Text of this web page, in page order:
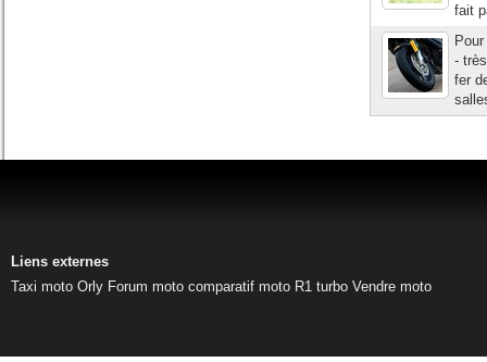
fait
-
fer
Liens externes
Taxi moto Orly Forum moto comparatif moto R1 turbo Vendre moto